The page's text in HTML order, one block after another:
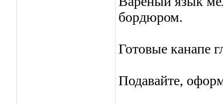
бордюром.
Готовые канапе
Подавайте,